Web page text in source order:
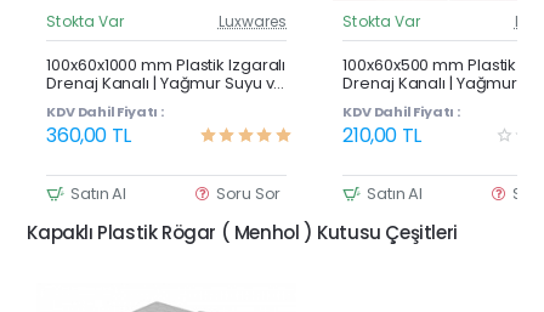
Güncel Fiyat
Çok Satan
Stokta Var Luxwares
100x60x1000 mm Plastik Izgaralı
Drenaj Kanalı | Yağmur Suyu ve
Havuz Kenarı Oluğu
KDV Dahil Fiyatı :
360,00 TL
Satın Al Soru Sor
Stokta Var
100x60x500 mm Plastik
Drenaj Kanalı | Yağmur
Havuz Kenarı Oluğu
KDV Dahil Fiyatı :
210,00 TL
Satın Al
Kapaklı Plastik Rögar ( Menhol ) Kutusu Çeşitleri